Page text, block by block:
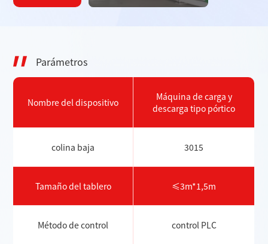
Parámetros
Nombre del dispositivo
Máquina de carga y
descarga tipo pórtico
colina baja 3015
Tamaño del tablero ≤3m*1,5m
Método de control control PLC